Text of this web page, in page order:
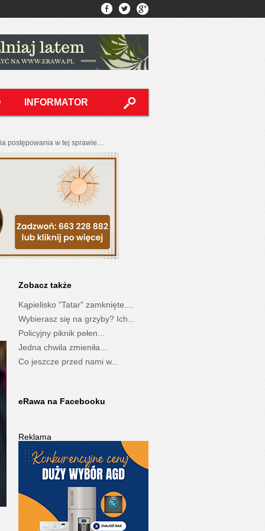
INFORMATOR
postępowania w tej sprawie…
Zobacz także
Kąpielisko "Tatar" zamknięte....
Wybierasz się na grzyby? Ich...
Policyjny piknik pełen...
Jedna chwila zmieniła...
Co jeszcze przed nami w...
eRawa na Facebooku
Reklama